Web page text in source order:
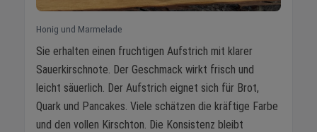
Honig und Marmelade
Sie erhalten einen fruchtigen Aufstrich mit klarer
Sauerkirschnote. Der Geschmack wirkt frisch und
leicht säuerlich. Der Aufstrich eignet sich für Brot,
Quark und Pancakes. Viele schätzen die kräftige Farbe
und den vollen Kirschton. Die Konsistenz bleibt